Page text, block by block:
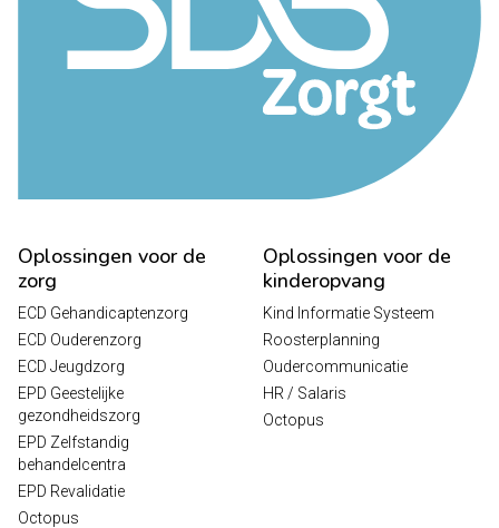
Oplossingen voor de
zorg
ECD Gehandicaptenzorg
ECD Ouderenzorg
ECD Jeugdzorg
EPD Geestelijke
gezondheidszorg
EPD Zelfstandig
behandelcentra
EPD Revalidatie
Octopus
Oplossingen voor de
kinderopvang
Kind Informatie Systeem
Roosterplanning
Oudercommunicatie
HR / Salaris
Octopus